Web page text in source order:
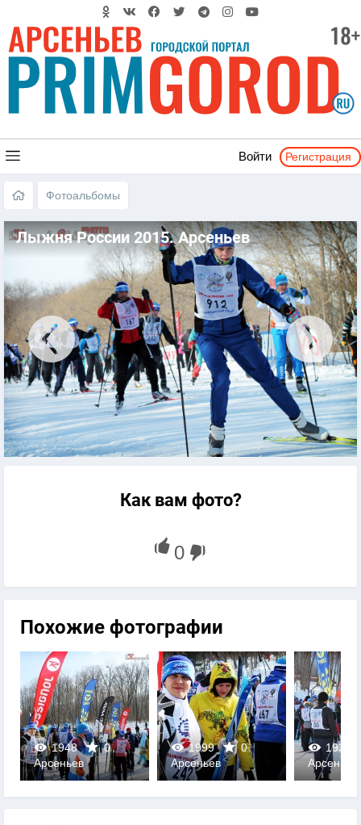
Войти Регистрация
Фотоальбомы
Лыжня России 2015. Арсеньев
Как вам фото?
Похожие фотографии
1948
0
0
Арсеньев
1999
0
0
Арсеньев
1937
0
Арсеньев